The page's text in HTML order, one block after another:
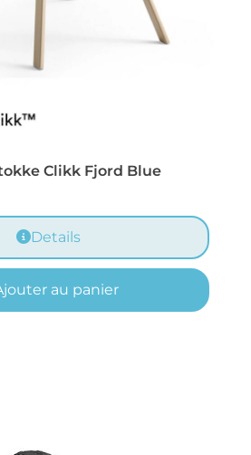
Clikk Fjord Blue
Details
au panier